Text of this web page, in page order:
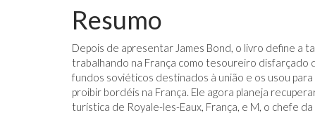
Resumo
Depois de apresentar James Bond, o livro define a
trabalhando na França como tesoureiro disfarçado
fundos soviéticos destinados à união e os usou
proibir bordéis na França. Ele agora planeja
turística de Royale-les-Eaux, França, e M, o chefe da
NO FACEBOOK O TRUQUE ANTICÂNCER DOS
ELEFANTES É DESCOBERTO